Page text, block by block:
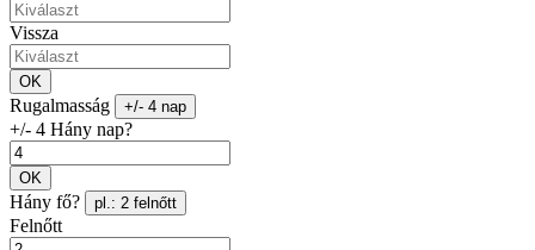
Vissza
OK
Rugalmasság +/- 4 nap
+/- 4 Hány nap?
OK
Hány fő? pl.: 2 felnőtt
Felnőtt